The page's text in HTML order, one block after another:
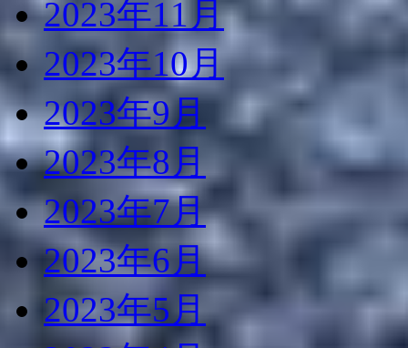
2023年11月
2023年10月
2023年9月
2023年8月
2023年7月
2023年6月
2023年5月